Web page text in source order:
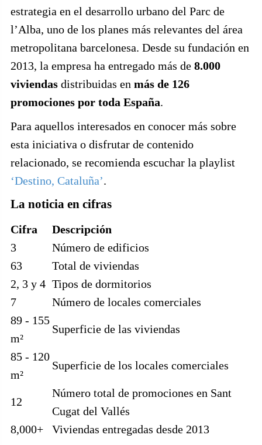
estrategia en el desarrollo urbano del Parc de
l’Alba, uno de los planes más relevantes del área
metropolitana barcelonesa. Desde su fundación en
2013, la empresa ha entregado más de 8.000
viviendas distribuidas en más de 126
promociones por toda España.
Para aquellos interesados en conocer más sobre
esta iniciativa o disfrutar de contenido
relacionado, se recomienda escuchar la playlist
‘Destino, Cataluña’.
La noticia en cifras
Cifra
Descripción
3
Número de edificios
63
Total de viviendas
2, 3 y 4 Tipos de dormitorios
7
Número de locales comerciales
89 - 155
m²
Superficie de las viviendas
85 - 120
m²
Superficie de los locales comerciales
12
Número total de promociones en Sant
Cugat del Vallés
8,000+
Viviendas entregadas desde 2013